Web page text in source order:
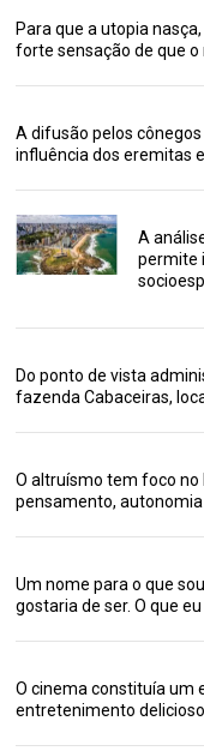
Para que a utopia
forte sensação de que
A difusão pelos
influência dos eremitas
A
permite
Do ponto de vista
fazenda Cabaceiras,
O altruísmo tem foco no
pensamento,
Um nome para o que
gostaria de ser. O que
O cinema constituía um
entretenimento